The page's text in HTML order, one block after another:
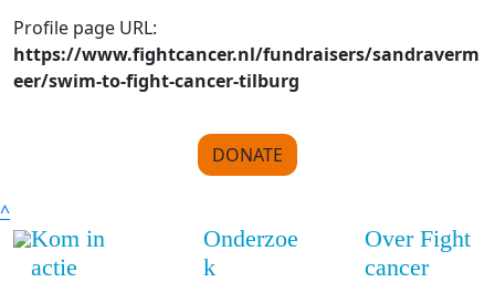
Profile page URL:
https://www.fightcancer.nl/fundraisers/sandraverm
eer/swim-to-fight-cancer-tilburg
DONATE
^
Kom in
actie
Onderzoe
k
Over Fight
cancer